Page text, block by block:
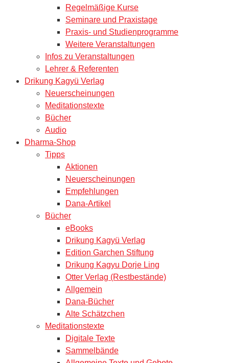
Regelmäßige Kurse
Seminare und Praxistage
Praxis- und Studienprogramme
Weitere Veranstaltungen
Infos zu Veranstaltungen
Lehrer & Referenten
Drikung Kagyü Verlag
Neuerscheinungen
Meditationstexte
Bücher
Audio
Dharma-Shop
Tipps
Aktionen
Neuerscheinungen
Empfehlungen
Dana-Artikel
Bücher
eBooks
Drikung Kagyü Verlag
Edition Garchen Stiftung
Drikung Kagyu Dorje Ling
Otter Verlag (Restbestände)
Allgemein
Dana-Bücher
Alte Schätzchen
Meditationstexte
Digitale Texte
Sammelbände